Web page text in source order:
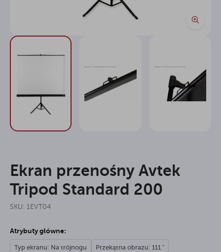
Ekran przenośny Avtek
Tripod Standard 200
SKU: 1EVT04
Atrybuty główne:
Typ ekranu: Na trójnogu Przekątna obrazu: 111 "